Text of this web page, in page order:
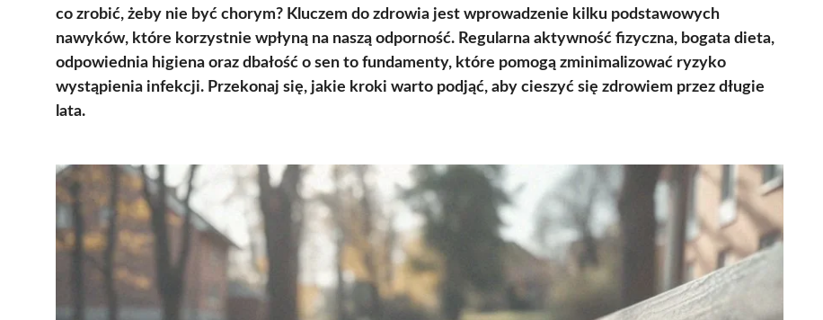
co zrobić, żeby nie być chorym? Kluczem do zdrowia jest wprowadzenie kilku podstawowych
nawyków, które korzystnie wpłyną na naszą odporność. Regularna aktywność fizyczna, bogata dieta,
odpowiednia higiena oraz dbałość o sen to fundamenty, które pomogą zminimalizować ryzyko
wystąpienia infekcji. Przekonaj się, jakie kroki warto podjąć, aby cieszyć się zdrowiem przez długie
lata.